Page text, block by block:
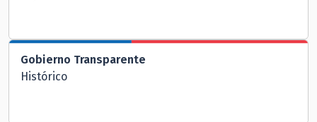
Gobierno Transparente
Histórico